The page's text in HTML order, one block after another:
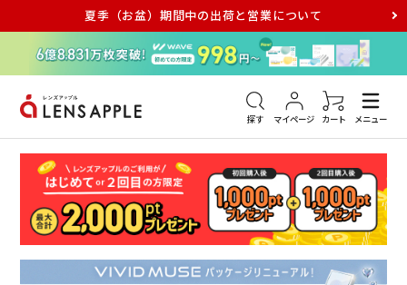
夏季（お盆）期間中の出荷と営業について
探す マイページ カート メニュー
アキュビュー メダリスト メガネ